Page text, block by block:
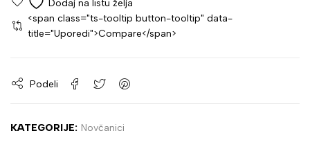
<span class="ts-tooltip button-tooltip" data-
title="Uporedi">Compare</span>
Podeli
KATEGORIJE: Novčanici